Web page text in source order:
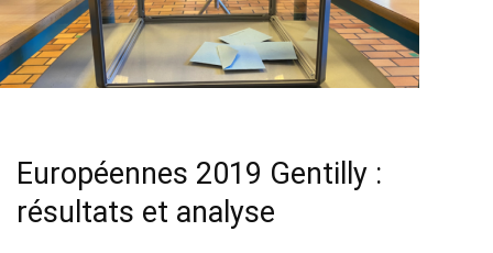
Européennes 2019 Gentilly :
résultats et analyse